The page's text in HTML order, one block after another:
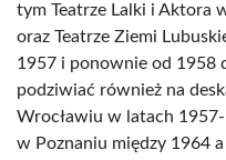
tym Teatrze Lalki i Aktora
oraz Teatrze Ziemi
1957 i ponownie od 1958
podziwiać również na
Wrocławiu w latach
w Poznaniu między 1964